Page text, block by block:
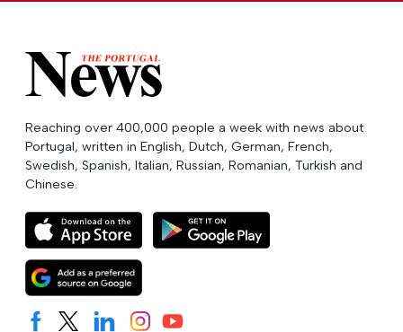
Reaching over 400,000 people a week with news about
Portugal, written in English, Dutch, German, French,
Swedish, Spanish, Italian, Russian, Romanian, Turkish and
Chinese.